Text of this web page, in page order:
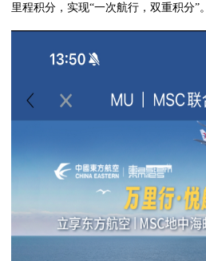
里程积分，实现“一次航行，双重积分”。